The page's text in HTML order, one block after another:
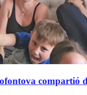
compartió